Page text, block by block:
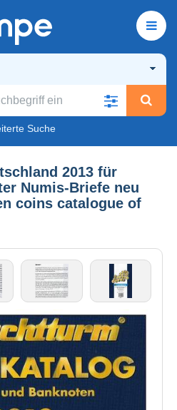
Suche
2013 für
Numis-Briefe neu
coins catalogue of